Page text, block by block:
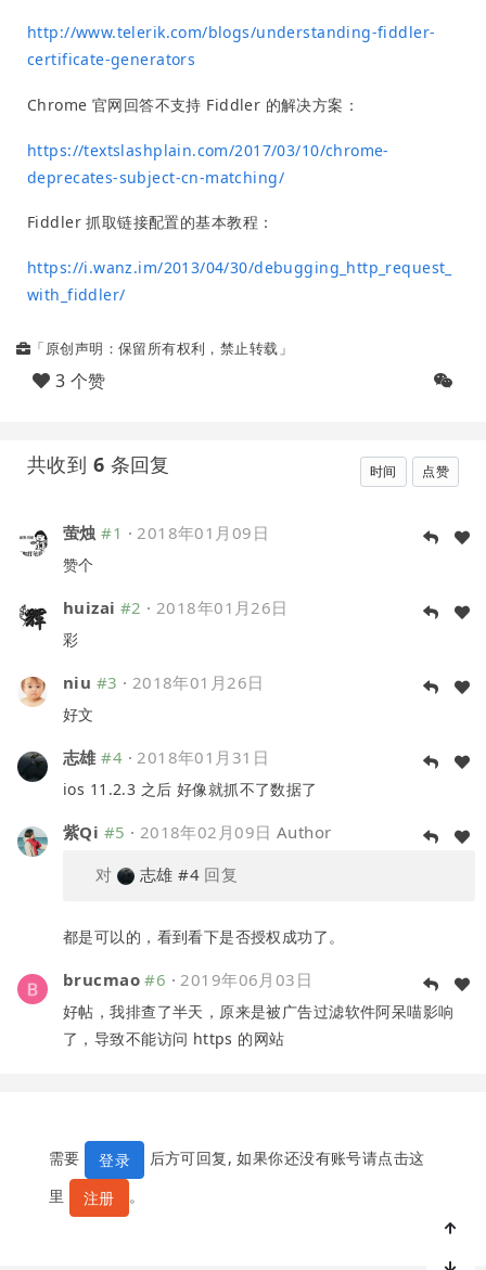
http://www.telerik.com/blogs/understanding-fiddler-
certificate-generators
Chrome 官网回答不支持 Fiddler 的解决方案：
https://textslashplain.com/2017/03/10/chrome-
deprecates-subject-cn-matching/
Fiddler 抓取链接配置的基本教程：
https://i.wanz.im/2013/04/30/debugging_http_request_
with_fiddler/
「原创声明：保留所有权利，禁止转载」
3 个赞
共收到 6 条回复 时间 点赞
萤烛 #1 ·2018年01月09日
赞个
huizai #2 ·2018年01月26日
彩
niu #3 · 2018年01月26日
好文
志雄 #4 ·2018年01月31日
ios 11.2.3 之后 好像就抓不了数据了
紫Qi #5 · 2018年02月09日 Author
对
志雄 #4 回复
都是可以的，看到看下是否授权成功了。
brucmao #6 ·2019年06月03日
好帖，我排查了半天，原来是被广告过滤软件阿呆喵影响
了，导致不能访问 https 的网站
需要 登录
后方可回复, 如果你还没有账号请点击这
里
注册 。